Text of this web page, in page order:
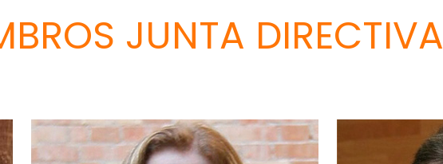
JUNTA DIRECTIVA